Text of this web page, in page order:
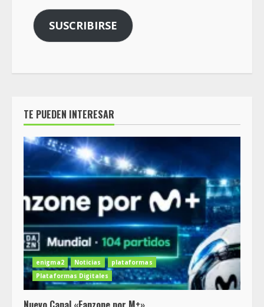
SUSCRIBIRSE
TE PUEDEN INTERESAR
enigma2 Noticias
plataformas
Plataformas Digitales